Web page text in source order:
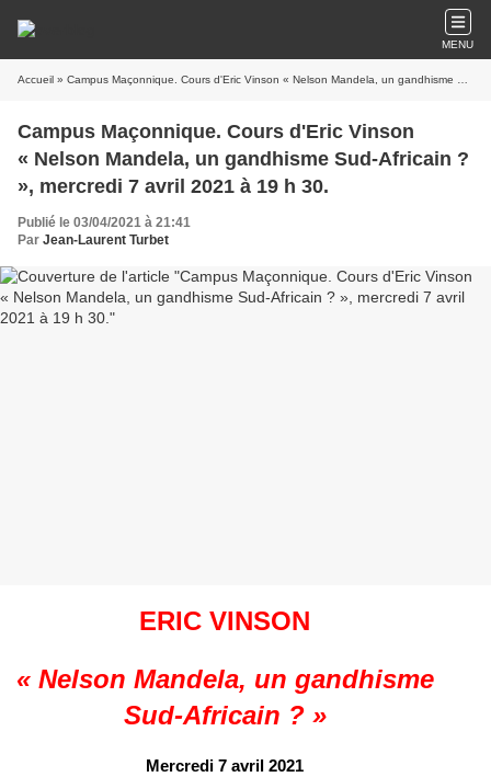
MENU
Accueil » Campus Maçonnique. Cours d'Eric Vinson « Nelson Mandela, un gandhisme Sud-Africain ? », mercredi 7 avril 2021 à 19 h 30.
Campus Maçonnique. Cours d'Eric Vinson
« Nelson Mandela, un gandhisme Sud-Africain ?
», mercredi 7 avril 2021 à 19 h 30.
Publié le 03/04/2021 à 21:41
Par Jean-Laurent Turbet
ERIC VINSON
« Nelson Mandela, un gandhisme
Sud-Africain ? »
Mercredi 7 avril 2021